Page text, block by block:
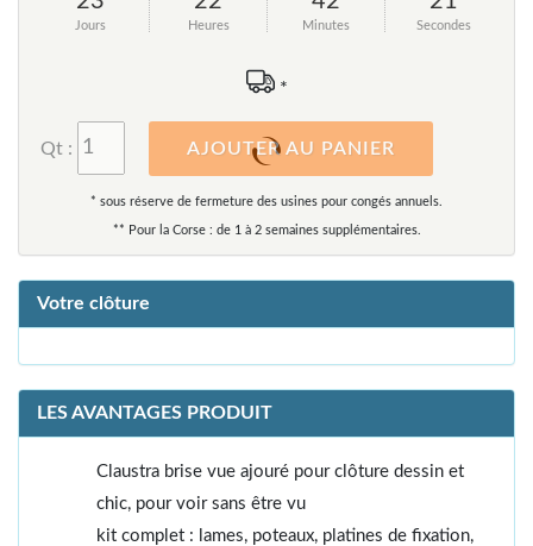
Jours Heures Minutes Secondes
*
Qt : AJOUTER AU PANIER
* sous réserve de fermeture des usines pour congés annuels.
** Pour la Corse : de 1 à 2 semaines supplémentaires.
Votre clôture
LES AVANTAGES PRODUIT
Claustra brise vue ajouré pour clôture dessin et
chic, pour voir sans être vu
kit complet : lames, poteaux, platines de fixation,